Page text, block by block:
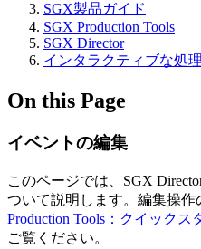
SGX製品ガイド
SGX Production Tools
SGX Director
インタラクティブな処理
On this Page
イベントの編集
このページでは、SGX
ついて説明します。編集操作
Production Tools：クイックス
ご覧ください。